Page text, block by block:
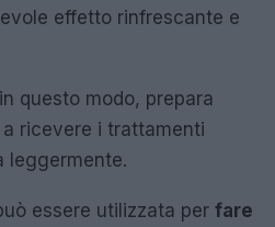
effetto rinfrescante e
questo modo, prepara
ricevere i trattamenti
leggermente.
essere utilizzata per fare